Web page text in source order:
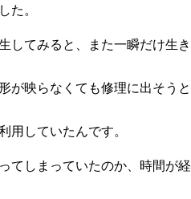
た。
してみると、また一瞬だけ生き
が映らなくても修理に出そうと
用していたんです。
てしまっていたのか、時間が経